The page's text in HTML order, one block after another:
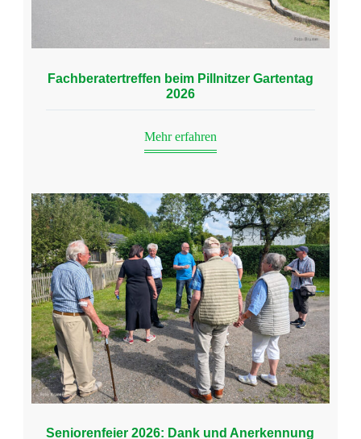
Fachberatertreffen beim Pillnitzer Gartentag
2026
Mehr erfahren
Seniorenfeier 2026: Dank und Anerkennung